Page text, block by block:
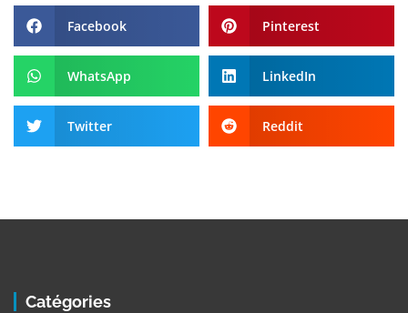
Facebook Pinterest
WhatsApp LinkedIn
Twitter Reddit
Catégories